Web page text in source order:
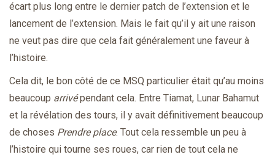
écart plus long entre le dernier patch de l’extension et le
lancement de l’extension. Mais le fait qu’il y ait une raison
ne veut pas dire que cela fait généralement une faveur à
l’histoire.
Cela dit, le bon côté de ce MSQ particulier était qu’au moins
beaucoup arrivépendant cela. Entre Tiamat, Lunar Bahamut
et la révélation des tours, il y avait définitivement beaucoup
de choses Prendre place. Tout cela ressemble un peu à
l’histoire qui tourne ses roues, car rien de tout cela ne